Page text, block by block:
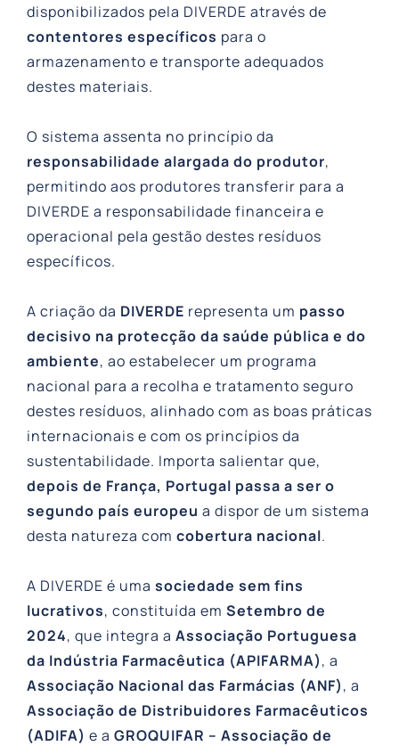
disponibilizados pela DIVERDE através de
contentores específicos para o
armazenamento e transporte adequados
destes materiais.
O sistema assenta no princípio da
responsabilidade alargada do produtor,
permitindo aos produtores transferir para a
DIVERDE a responsabilidade financeira e
operacional pela gestão destes resíduos
específicos.
A criação da DIVERDE representa um passo
decisivo na protecção da saúde pública e do
ambiente, ao estabelecer um programa
nacional para a recolha e tratamento seguro
destes resíduos, alinhado com as boas práticas
internacionais e com os princípios da
sustentabilidade. Importa salientar que,
depois de França, Portugal passa a ser o
segundo país europeu a dispor de um sistema
desta natureza com cobertura nacional.
A DIVERDE é uma sociedade sem fins
lucrativos, constituída em Setembro de
2024, que integra a Associação Portuguesa
da Indústria Farmacêutica (APIFARMA), a
Associação Nacional das Farmácias (ANF), a
Associação de Distribuidores Farmacêuticos
(ADIFA) e a GROQUIFAR – Associação de